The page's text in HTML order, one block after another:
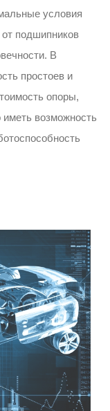
условия
подшипников
В
простоев и
опоры,
возможность